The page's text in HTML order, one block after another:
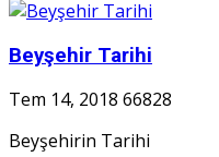
Beyşehir Tarihi
Tem 14, 2018 66828
Beyşehirin Tarihi